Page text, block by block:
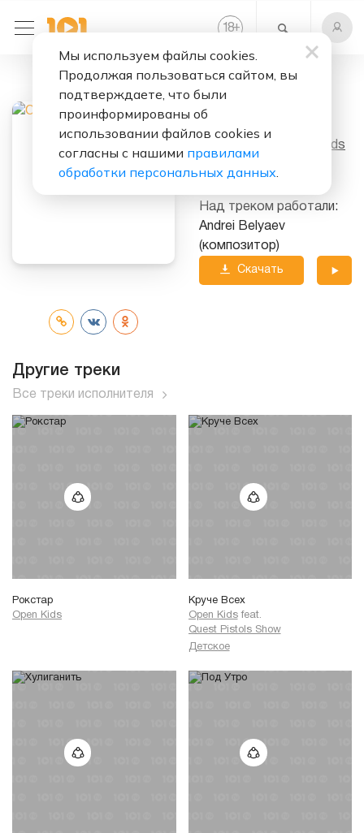
18+
Новый хит
Open Kids
Альбом:Новый хит
Над треком работали:
Andrei Belyaev
(композитор)
Скачать
Другие треки
Все треки исполнителя
Рокстар
Open Kids
Круче Всех
Open Kids feat.
Quest Pistols Show
Детское
Мы используем файлы cookies.
Продолжая пользоваться сайтом, вы
подтверждаете, что были
проинформированы об
использовании файлов cookies и
согласны с нашими правилами
обработки персональных данных.